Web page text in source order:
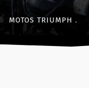
MOTOS TRIUMPH